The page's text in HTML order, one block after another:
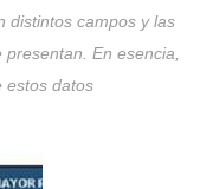
distintos campos y las
En esencia,
estos datos